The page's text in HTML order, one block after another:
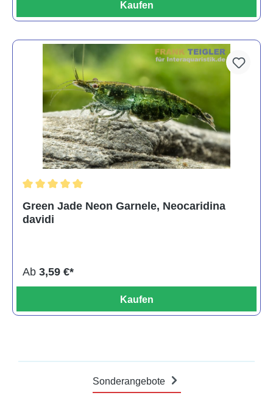
Kaufen
Green Jade Neon Garnele, Neocaridina
davidi
Ab 3,59 €*
Kaufen
Sonderangebote